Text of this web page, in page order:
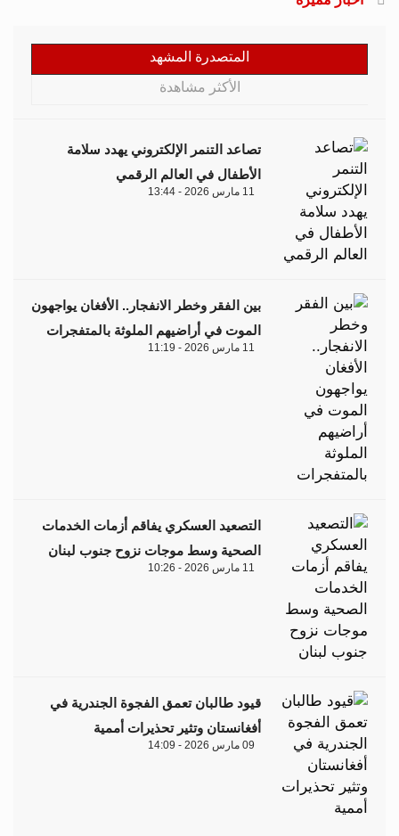
المتصدرة المشهد
الأكثر مشاهدة
تصاعد التنمر الإلكتروني يهدد سلامة
الأطفال في العالم الرقمي
11 مارس 2026 - 13:44
بين الفقر وخطر الانفجار.. الأفغان يواجهون
الموت في أراضيهم الملوثة بالمتفجرات
11 مارس 2026 - 11:19
التصعيد العسكري يفاقم أزمات الخدمات
الصحية وسط موجات نزوح جنوب لبنان
11 مارس 2026 - 10:26
قيود طالبان تعمق الفجوة الجندرية في
أفغانستان وتثير تحذيرات أممية
09 مارس 2026 - 14:09